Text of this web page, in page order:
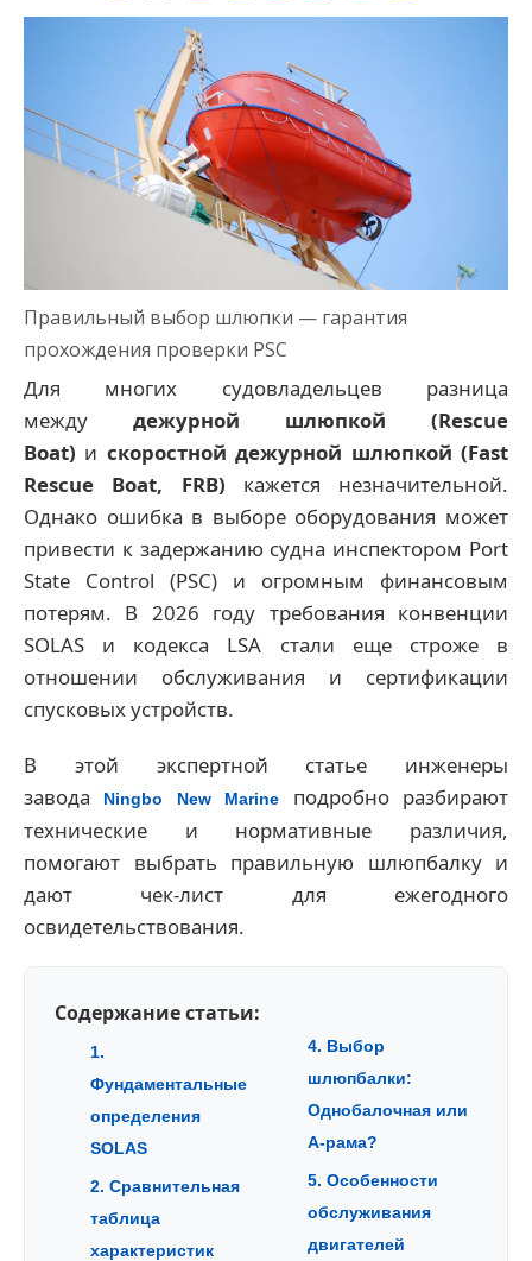
Правильный выбор шлюпки — гарантия
прохождения проверки PSC
Для многих судовладельцев разница
между дежурной шлюпкой (Rescue
Boat) и скоростной дежурной шлюпкой (Fast
Rescue Boat, FRB) кажется незначительной.
Однако ошибка в выборе оборудования может
привести к задержанию судна инспектором Port
State Control (PSC) и огромным финансовым
потерям. В 2026 году требования конвенции
SOLAS и кодекса LSA стали еще строже в
отношении обслуживания и сертификации
спусковых устройств.
В этой экспертной статье инженеры
завода
Ningbo New Marine
подробно разбирают
технические и нормативные различия,
помогают выбрать правильную шлюпбалку и
дают чек-лист для ежегодного
освидетельствования.
Содержание статьи:
1.
Фундаментальные
определения
SOLAS
2. Сравнительная
таблица
характеристик
4. Выбор
шлюпбалки:
Однобалочная или
А-рама?
5. Особенности
обслуживания
двигателей